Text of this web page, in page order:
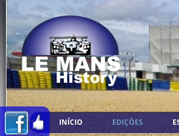
INÍCIO EDIÇÕES